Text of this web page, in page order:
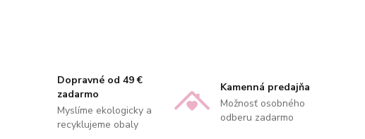
Dopravné od 49 €
zadarmo
Myslíme ekologicky a
recyklujeme obaly
Kamenná predajňa
Možnosť osobného
odberu zadarmo